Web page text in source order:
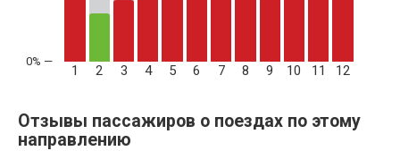
1 2 3 4 5 6 7 8 9 10 11 12
Отзывы пассажиров о поездах по этому
направлению